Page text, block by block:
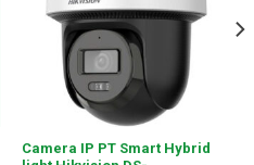
Camera IP PT Smart Hybrid